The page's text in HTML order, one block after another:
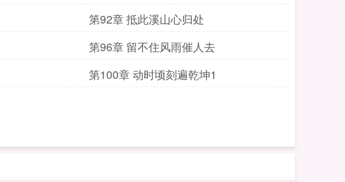
第92章 抵此溪山心归处
第96章 留不住风雨催人去
第100章 动时顷刻遍乾坤1